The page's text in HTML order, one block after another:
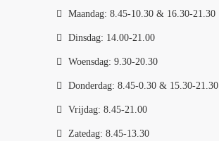
Maandag: 8.45-10.30 & 16.30-21.30
Dinsdag: 14.00-21.00
Woensdag: 9.30-20.30
Donderdag: 8.45-0.30 & 15.30-21.30
Vrijdag: 8.45-21.00
Zatedag: 8.45-13.30